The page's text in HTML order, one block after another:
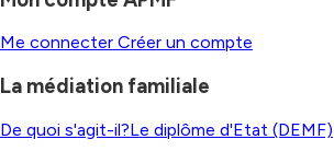
Me connecter Créer un compte
La médiation familiale
De quoi s'agit-il?Le diplôme d'Etat (DEMF)